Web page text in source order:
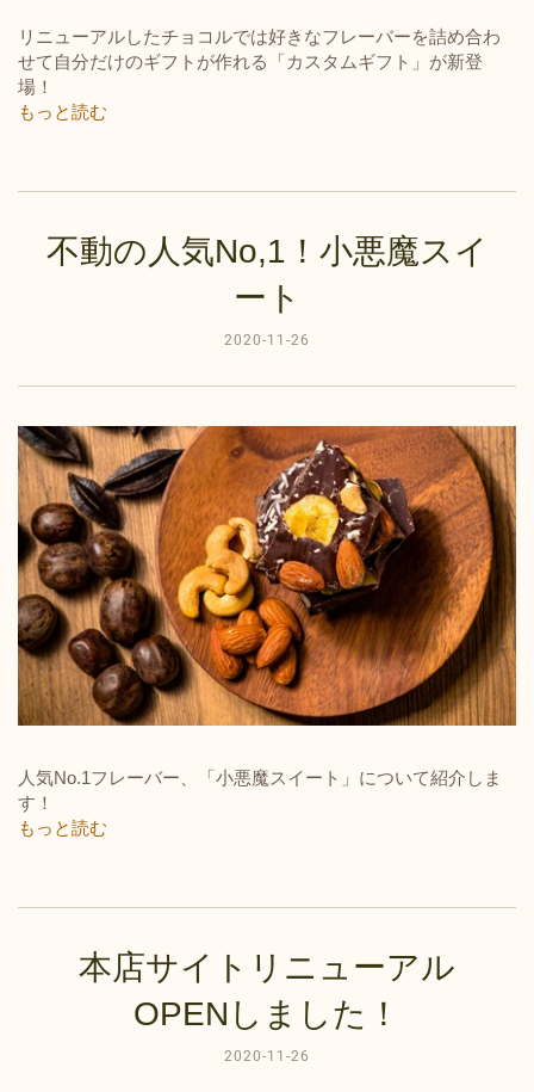
リニューアルしたチョコルでは好きなフレーバーを詰め合わ
せて自分だけのギフトが作れる「カスタムギフト」が新登
場！
もっと読む
不動の人気No,1！小悪魔スイ
ート
2020-11-26
人気No.1フレーバー、「小悪魔スイート」について紹介しま
す！
もっと読む
本店サイトリニューアル
OPENしました！
2020-11-26